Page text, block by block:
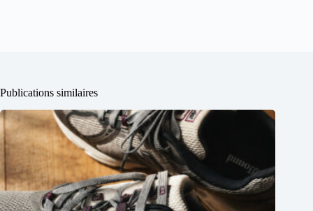
Publications similaires